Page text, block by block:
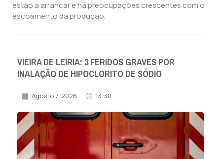
estão a arrancar e há preocupações crescentes com o
escoamento da produção.
VIEIRA DE LEIRIA: 3 FERIDOS GRAVES POR
INALAÇÃO DE HIPOCLORITO DE SÓDIO
Agosto 7, 2026 13:30